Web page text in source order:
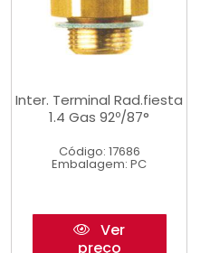
Inter. Terminal Rad.fiesta
1.4 Gas 92º/87°
Código: 17686
Embalagem: PC
Ver
preço